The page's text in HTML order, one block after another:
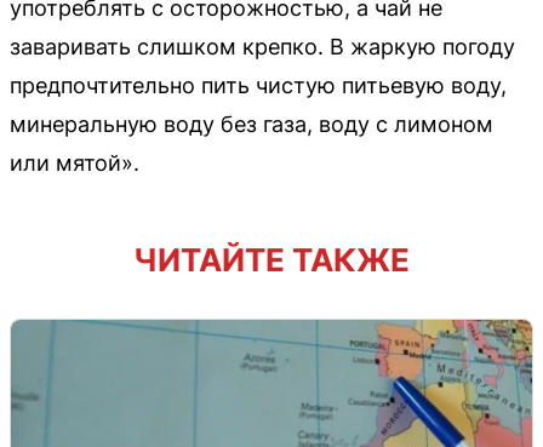
употреблять с осторожностью, а чай не
заваривать слишком крепко. В жаркую погоду
предпочтительно пить чистую питьевую воду,
минеральную воду без газа, воду с лимоном
или мятой».
ЧИТАЙТЕ ТАКЖЕ